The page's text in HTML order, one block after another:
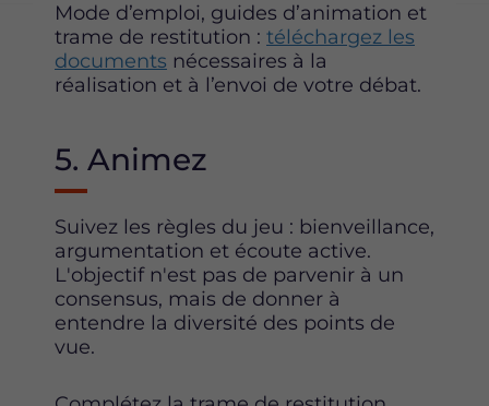
Mode d’emploi, guides d’animation et
trame de restitution : téléchargez les
documents nécessaires à la
réalisation et à l’envoi de votre débat.
5. Animez
Suivez les règles du jeu : bienveillance,
argumentation et écoute active.
L'objectif n'est pas de parvenir à un
consensus, mais de donner à
entendre la diversité des points de
vue.